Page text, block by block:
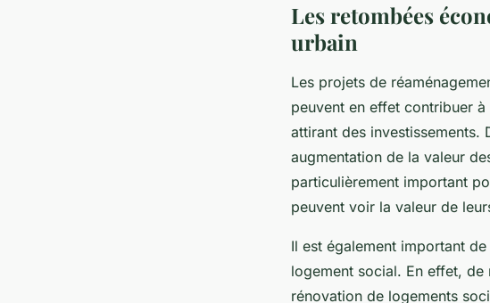
Les retombées
urbain
Les projets de
peuvent en effet contribuer
attirant des investissements.
augmentation de la valeur
particulièrement important
peuvent voir la valeur de
Il est également important
logement social. En effet,
rénovation de logements